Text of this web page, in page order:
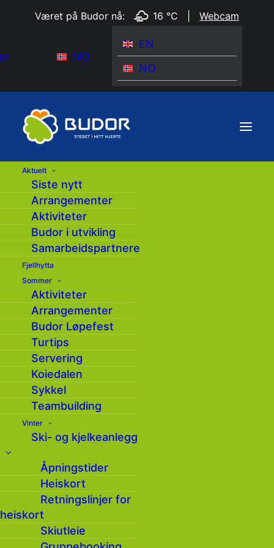
Været på Budor nå: 16 °C |Webcam
NO
EN
NO
Aktuelt
Siste nytt
Arrangementer
Aktiviteter
Budor i utvikling
Samarbeidspartnere
Fjellhytta
Sommer
Aktiviteter
Arrangementer
Budor Løpefest
Turtips
Servering
Koiedalen
Sykkel
Teambuilding
Vinter
Ski- og kjelkeanlegg
Åpningstider
Heiskort
Retningslinjer for
heiskort
Skiutleie
Forsiden|Arrangementer
Budor Løpefest 2023
Dato:
Sted: